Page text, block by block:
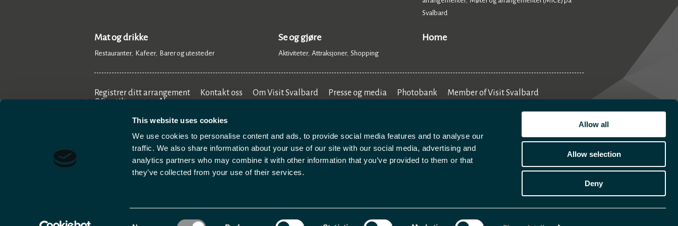
This website uses cookies
We use cookies to personalise content and ads, to provide social media features and to analyse our
traffic. We also share information about your use of our site with our social media, advertising and
analytics partners who may combine it with other information that you’ve provided to them or that
they’ve collected from your use of their services.
Allow all
Allow selection
Deny
Svalbard
Mat og drikke
Restauranter, Kafeer, Barer og utesteder,
Se og gjøre
Aktiviteter, Attraksjoner, Shopping
Home
Registrer ditt arrangement Kontakt oss Om Visit Svalbard Presse og media Photobank
Member of Visit Svalbard
Ofte stilte spørsmål
Tilgjengelighetserklæring Databeskyttelse Nettstedskart
Betingelser og vilkår
© 2026 Svalbard. Rettighetsbeskyttet